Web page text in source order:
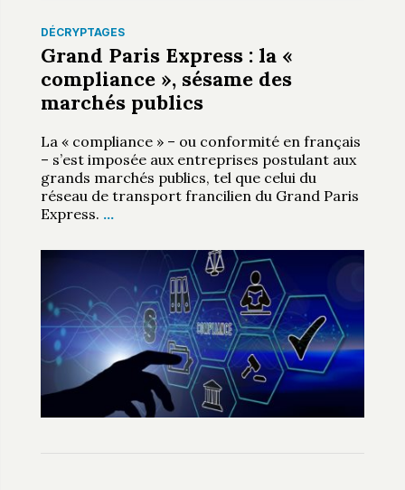
DÉCRYPTAGES
Grand Paris Express : la «
compliance », sésame des
marchés publics
La « compliance » – ou conformité en français
– s’est imposée aux entreprises postulant aux
grands marchés publics, tel que celui du
réseau de transport francilien du Grand Paris
Express. …